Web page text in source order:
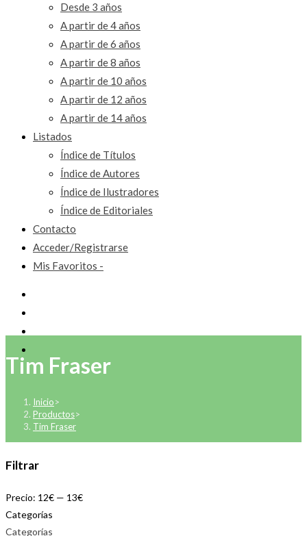
Desde 3 años
A partir de 4 años
A partir de 6 años
A partir de 8 años
A partir de 10 años
A partir de 12 años
A partir de 14 años
Listados
Índice de Títulos
Índice de Autores
Índice de Ilustradores
Índice de Editoriales
Contacto
Acceder/Registrarse
Mis Favoritos -
Tim Fraser
Inicio>
Productos>
Tim Fraser
Filtrar
Precio: 12€ — 13€
Categorías
Categorías